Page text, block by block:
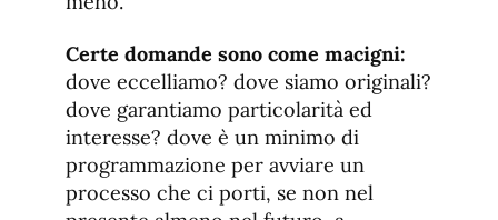
Certe domande sono come macigni:
dove eccelliamo? dove siamo originali?
dove garantiamo particolarità ed
interesse? dove è un minimo di
programmazione per avviare un
processo che ci porti, se non nel